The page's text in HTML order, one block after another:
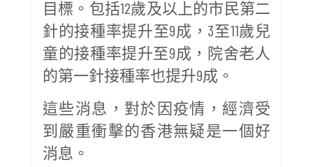
目標。包括12歲及以上的市民第二
針的接種率提升至9成，3至11歲兒
童的接種率提升至9成，院舍老人
的第一針接種率也提升9成。
這些消息，對於因疫情，經濟受
到嚴重衝擊的香港無疑是一個好
消息。